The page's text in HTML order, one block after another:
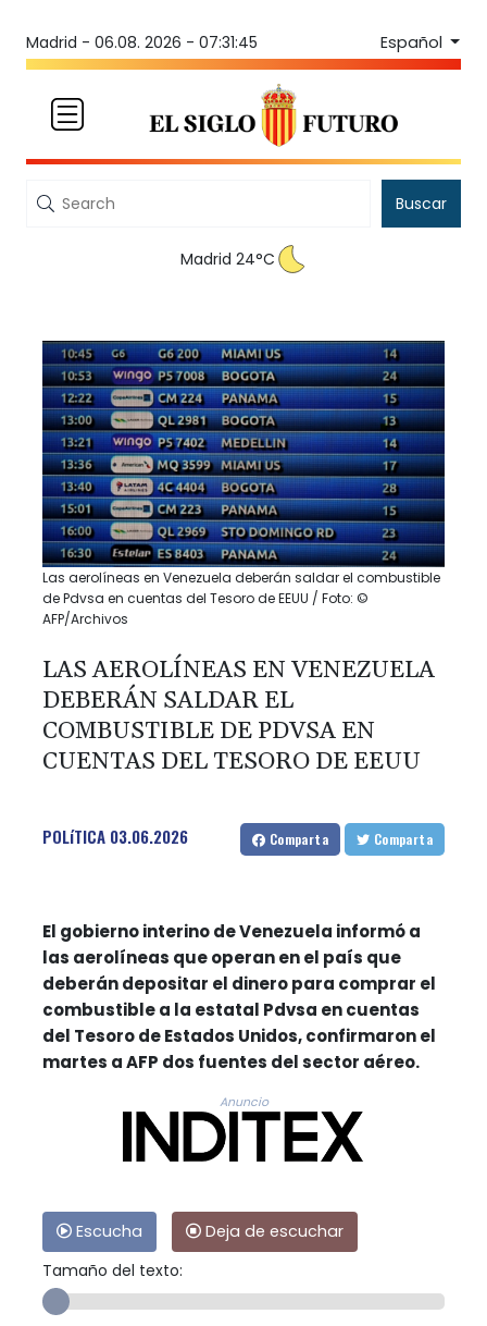
Madrid - 06.08. 2026 - 07:31:45 Español
Buscar
Madrid 24°C
Las aerolíneas en Venezuela deberán saldar el combustible
de Pdvsa en cuentas del Tesoro de EEUU / Foto: ©
AFP/Archivos
LAS AEROLÍNEAS EN VENEZUELA
DEBERÁN SALDAR EL
COMBUSTIBLE DE PDVSA EN
CUENTAS DEL TESORO DE EEUU
POLíTICA 03.06.2026 Comparta Comparta
El gobierno interino de Venezuela informó a
las aerolíneas que operan en el país que
deberán depositar el dinero para comprar el
combustible a la estatal Pdvsa en cuentas
del Tesoro de Estados Unidos, confirmaron el
martes a AFP dos fuentes del sector aéreo.
Anuncio
Escucha
Deja de escuchar
Tamaño del texto: